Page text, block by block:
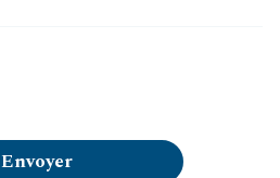
Envoyer